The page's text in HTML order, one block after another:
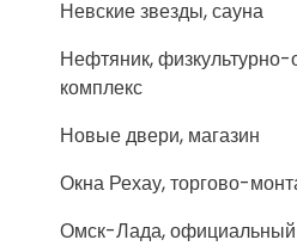
Невские звезды, сауна
Нефтяник,
комплекс
Новые двери, магазин
Окна Рехау, торгово-
Омск-Лада, официальный